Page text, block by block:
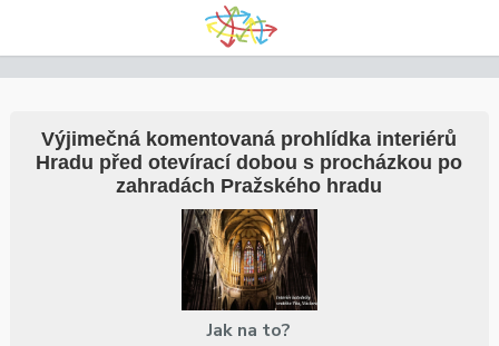
Výjimečná komentovaná prohlídka interiérů
Hradu před otevírací dobou s procházkou po
zahradách Pražského hradu
Jak na to?